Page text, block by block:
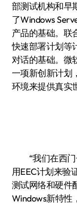
部测试机构和早
了Windows
产品的基础。联
快速部署计划等
对话的基础。微
一项新创新计划
环境来提供真实
“我们在西门
用EEC计划来验
测试网络和硬件
Windows新特性